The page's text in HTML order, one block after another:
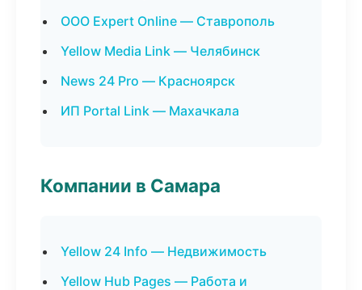
ООО Expert Online — Ставрополь
Yellow Media Link — Челябинск
News 24 Pro — Красноярск
ИП Portal Link — Махачкала
Компании в Самара
Yellow 24 Info — Недвижимость
Yellow Hub Pages — Работа и